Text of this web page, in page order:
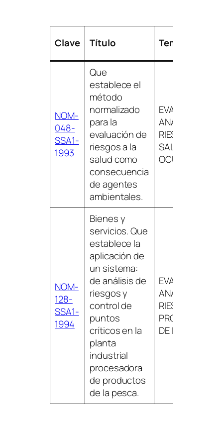
Clave Título Temas
NOM-
048-
SSA1-
1993
Que
establece el
método
normalizado
para la
evaluación de
riesgos a la
salud como
consecuencia
de agentes
ambientales.
EVALUACIÓN Y
ANÁLISIS DE
RIESGO,
SALUD
OCUPACIONAL
NOM-
128-
SSA1-
1994
Bienes y
servicios. Que
establece la
aplicación de
un sistema:
de análisis de
riesgos y
control de
puntos
críticos en la
planta
industrial
procesadora
de productos
de la pesca.
EVALUACIÓN Y
ANÁLISIS DE
RIESGO,
PRODUCTOS
DE LA PESCA